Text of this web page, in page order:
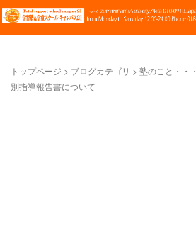
トップページ > ブログカテゴリ > 塾のこと・・・
別指導報告書について